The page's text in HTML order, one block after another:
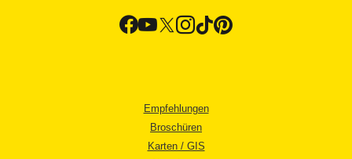
Empfehlungen
Broschüren
Karten / GIS